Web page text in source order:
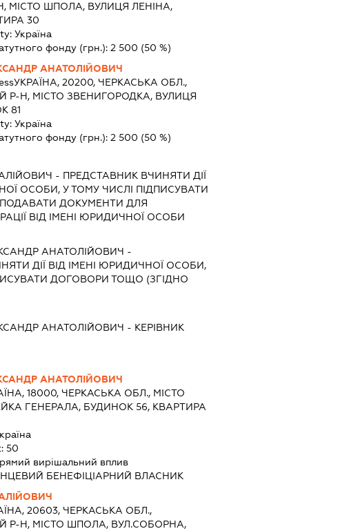
МІСТО ШПОЛА, ВУЛИЦЯ ЛЕНІНА,
30
Україна
фонду (грн.): 2 500 (50 %)
АНАТОЛІЙОВИЧ
УКРАЇНА, 20200, ЧЕРКАСЬКА ОБЛ.,
Р-Н, МІСТО ЗВЕНИГОРОДКА, ВУЛИЦЯ
81
Україна
фонду (грн.): 2 500 (50 %)
- ПРЕДСТАВНИК ВЧИНЯТИ ДІЇ
ОСОБИ, У ТОМУ ЧИСЛІ ПІДПИСУВАТИ
ДОКУМЕНТИ ДЛЯ
ВІД ІМЕНІ ЮРИДИЧНОЇ ОСОБИ
АНАТОЛІЙОВИЧ -
ДІЇ ВІД ІМЕНІ ЮРИДИЧНОЇ ОСОБИ,
ДОГОВОРИ ТОЩО (ЗГІДНО
АНАТОЛІЙОВИЧ - КЕРІВНИК
АНАТОЛІЙОВИЧ
18000, ЧЕРКАСЬКА ОБЛ., МІСТО
ГЕНЕРАЛА, БУДИНОК 56, КВАРТИРА
50
вирішальний вплив
БЕНЕФІЦІАРНИЙ ВЛАСНИК
20603, ЧЕРКАСЬКА ОБЛ.,
Р-Н, МІСТО ШПОЛА, ВУЛ.СОБОРНА,